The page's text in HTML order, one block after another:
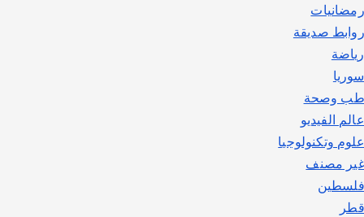
رمضانيات
روابط صديقة
رياضة
سوريا
طب وصحة
عالم الفيديو
علوم وتكنولوجيا
غير مصنف
فلسطين
قطر